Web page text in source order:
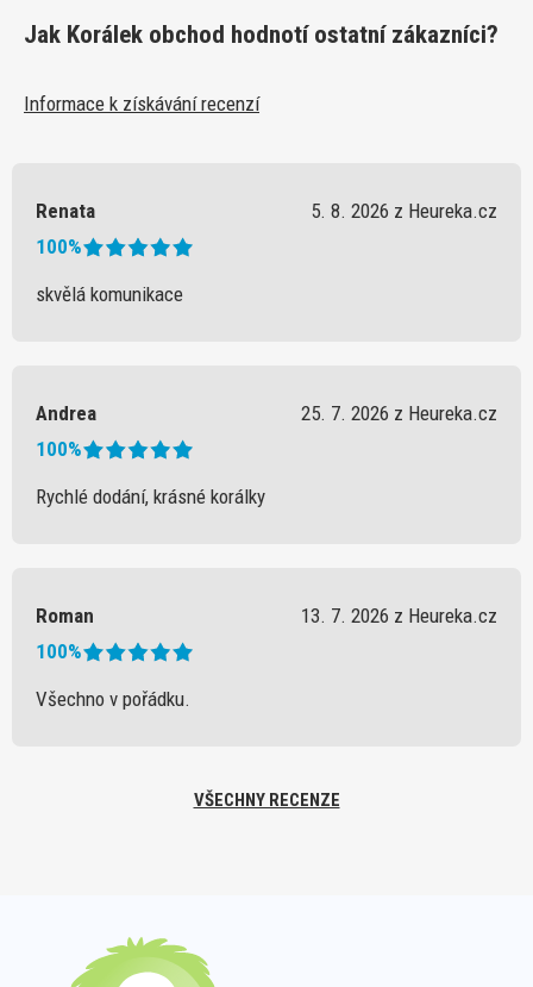
Jak Korálek obchod hodnotí ostatní zákazníci?
Informace k získávání recenzí
Renata
5. 8. 2026 z Heureka.cz
100%
skvělá komunikace
Andrea
25. 7. 2026 z Heureka.cz
100%
Rychlé dodání, krásné korálky
Roman
13. 7. 2026 z Heureka.cz
100%
Všechno v pořádku.
VŠECHNY RECENZE